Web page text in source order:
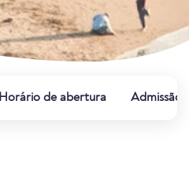
Horário de abertura Admissão